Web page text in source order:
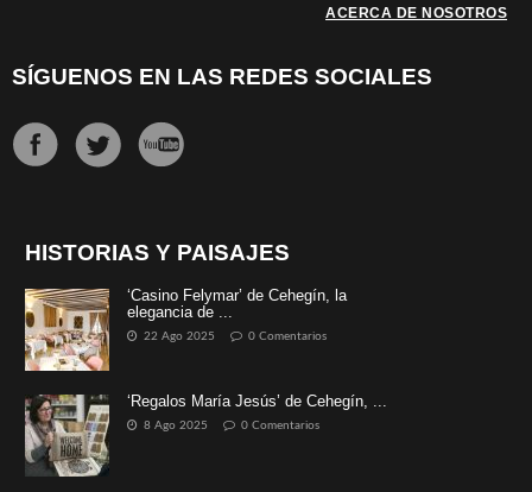
ACERCA DE NOSOTROS
SÍGUENOS EN LAS REDES SOCIALES
HISTORIAS Y PAISAJES
‘Casino Felymar’ de Cehegín, la
elegancia de ...
22 Ago 2025 0 Comentarios
‘Regalos María Jesús’ de Cehegín, ...
8 Ago 2025 0 Comentarios